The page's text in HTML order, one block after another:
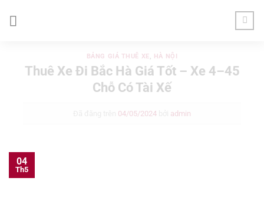
BẢNG GIÁ THUÊ XE, HÀ NỘI
Thuê Xe Đi Bắc Hà Giá Tốt – Xe 4–45
Chỗ Có Tài Xế
04/05/2024 admin
04
Th5